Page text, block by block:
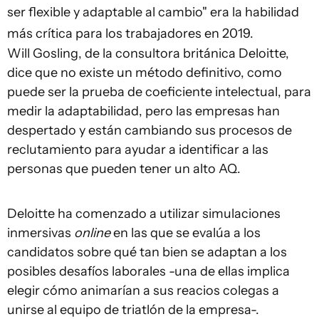
ser flexible y adaptable al cambio" era la habilidad
más crítica para los trabajadores en 2019.
Will Gosling, de la consultora británica Deloitte,
dice que no existe un método definitivo, como
puede ser la prueba de coeficiente intelectual, para
medir la adaptabilidad, pero las empresas han
despertado y están cambiando sus procesos de
reclutamiento para ayudar a identificar a las
personas que pueden tener un alto AQ.
Deloitte ha comenzado a utilizar simulaciones
inmersivas onlineen las que se evalúa a los
candidatos sobre qué tan bien se adaptan a los
posibles desafíos laborales -una de ellas implica
elegir cómo animarían a sus reacios colegas a
unirse al equipo de triatlón de la empresa-.